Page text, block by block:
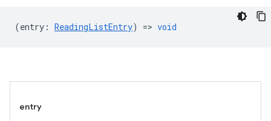
(entry : ReadingListEntry) => void
entry